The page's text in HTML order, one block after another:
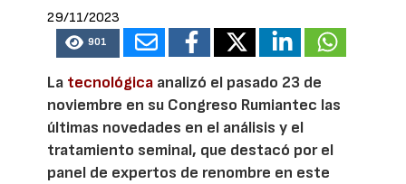
29/11/2023
901
La tecnológica analizó el pasado 23 de
noviembre en su Congreso Rumiantec las
últimas novedades en el análisis y el
tratamiento seminal, que destacó por el
panel de expertos de renombre en este